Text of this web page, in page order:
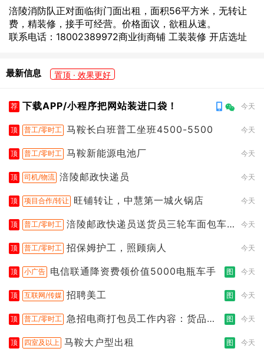
涪陵消防队正对面临街门面出租，面积56平方米，无转让
费，精装修，接手可经营。价格面议，欲租从速。
联系电话：18002389972商业街商铺 工装装修 开店选址
最新信息 置顶 · 效果更好
荐 下载APP/小程序把网站装进口袋！ 今天
顶 普工/零时工 马鞍长白班普工坐班4500-5500 今天
顶 普工/零时工 马鞍新能源电池厂 今天
顶 司机/物流 涪陵邮政快递员 今天
顶 项目合作/转让 旺铺转让，中慧第一城火锅店 今天
顶 普工/零时工 涪陵邮政快递员送货员三轮车面包车
今天
顶 普工/零时工 招保姆护工，照顾病人 今天
顶 小广告 电信联通降资费领价值5000电瓶车手 图 今天
顶 互联网/传媒 招聘美工 图 今天
顶 普工/零时工 急招电商打包员工作内容：货品分
图 今天
顶 四室及以上 马鞍大户型出租 图 今天